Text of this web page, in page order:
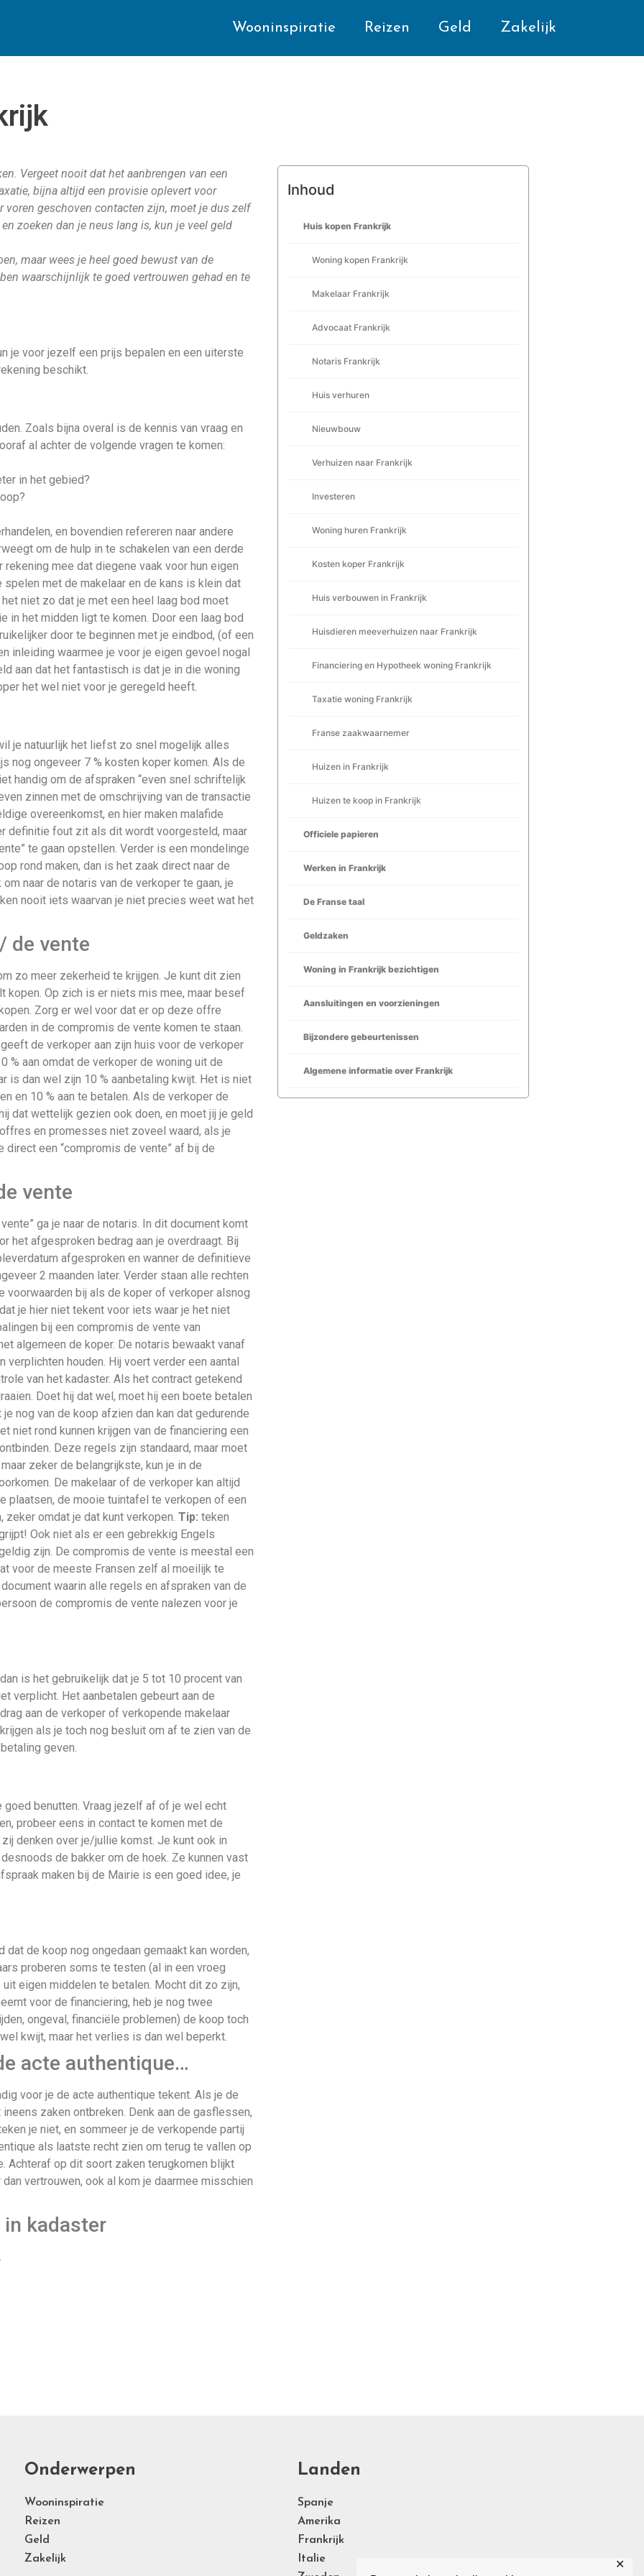
✕
Wooninspiratie Reizen Geld Zakelijk
Vergeet nooit dat het aanbrengen van een
bijna altijd een provisie oplevert voor
voren geschoven contacten zijn, moet je dus zelf
zoeken dan je neus lang is, kun je veel geld
maar wees je heel goed bewust van de
waarschijnlijk te goed vertrouwen gehad en te
je voor jezelf een prijs bepalen en een uiterste
beschikt.
Zoals bijna overal is de kennis van vraag en
al achter de volgende vragen te komen:
in het gebied?
en bovendien refereren naar andere
om de hulp in te schakelen van een derde
mee dat diegene vaak voor hun eigen
met de makelaar en de kans is klein dat
niet zo dat je met een heel laag bod moet
in het midden ligt te komen. Door een laag bod
door te beginnen met je eindbod, (of een
inleiding waarmee je voor je eigen gevoel nogal
aan dat het fantastisch is dat je in die woning
het wel niet voor je geregeld heeft.
je natuurlijk het liefst zo snel mogelijk alles
nog ongeveer 7 % kosten koper komen. Als de
handig om de afspraken “even snel schriftelijk
zinnen met de omschrijving van de transactie
overeenkomst, en hier maken malafide
definitie fout zit als dit wordt voorgesteld, maar
te gaan opstellen. Verder is een mondelinge
rond maken, dan is het zaak direct naar de
naar de notaris van de verkoper te gaan, je
nooit iets waarvan je niet precies weet wat het
de vente
zo meer zekerheid te krijgen. Je kunt dit zien
Op zich is er niets mis mee, maar besef
Zorg er wel voor dat er op deze offre
in de compromis de vente komen te staan.
de verkoper aan zijn huis voor de verkoper
% aan omdat de verkoper de woning uit de
is dan wel zijn 10 % aanbetaling kwijt. Het is niet
en 10 % aan te betalen. Als de verkoper de
dat wettelijk gezien ook doen, en moet jij je geld
en promesses niet zoveel waard, als je
een “compromis de vente” af bij de
vente
ga je naar de notaris. In dit document komt
het afgesproken bedrag aan je overdraagt. Bij
afgesproken en wanner de definitieve
2 maanden later. Verder staan alle rechten
voorwaarden bij als de koper of verkoper alsnog
je hier niet tekent voor iets waar je het niet
bij een compromis de vente van
algemeen de koper. De notaris bewaakt vanaf
houden. Hij voert verder een aantal
van het kadaster. Als het contract getekend
Doet hij dat wel, moet hij een boete betalen
nog van de koop afzien dan kan dat gedurende
niet rond kunnen krijgen van de financiering een
Deze regels zijn standaard, maar moet
zeker de belangrijkste, kun je in de
De makelaar of de verkoper kan altijd
plaatsen, de mooie tuintafel te verkopen of een
omdat je dat kunt verkopen. Tip: teken
Ook niet als er een gebrekkig Engels
zijn. De compromis de vente is meestal een
voor de meeste Fransen zelf al moeilijk te
waarin alle regels en afspraken van de
de compromis de vente nalezen voor je
is het gebruikelijk dat je 5 tot 10 procent van
verplicht. Het aanbetalen gebeurt aan de
aan de verkoper of verkopende makelaar
als je toch nog besluit om af te zien van de
geven.
benutten. Vraag jezelf af of je wel echt
probeer eens in contact te komen met de
denken over je/jullie komst. Je kunt ook in
de bakker om de hoek. Ze kunnen vast
maken bij de Mairie is een goed idee, je
de koop nog ongedaan gemaakt kan worden,
proberen soms te testen (al in een vroeg
eigen middelen te betalen. Mocht dit zo zijn,
voor de financiering, heb je nog twee
ongeval, financiële problemen) de koop toch
kwijt, maar het verlies is dan wel beperkt.
acte authentique…
voor je de acte authentique tekent. Als je de
zaken ontbreken. Denk aan de gasflessen,
je niet, en sommeer je de verkopende partij
als laatste recht zien om terug te vallen op
Achteraf op dit soort zaken terugkomen blijkt
vertrouwen, ook al kom je daarmee misschien
kadaster
Inhoud
Huis kopen Frankrijk
Woning kopen Frankrijk
Makelaar Frankrijk
Advocaat Frankrijk
Notaris Frankrijk
Huis verhuren
Nieuwbouw
Verhuizen naar Frankrijk
Investeren
Woning huren Frankrijk
Kosten koper Frankrijk
Huis verbouwen in Frankrijk
Huisdieren meeverhuizen naar Frankrijk
Financiering en Hypotheek woning Frankrijk
Taxatie woning Frankrijk
Franse zaakwaarnemer
Huizen in Frankrijk
Huizen te koop in Frankrijk
Officiele papieren
Werken in Frankrijk
De Franse taal
Geldzaken
Woning in Frankrijk bezichtigen
Aansluitingen en voorzieningen
Bijzondere gebeurtenissen
Algemene informatie over Frankrijk
Onderwerpen
Wooninspiratie
Reizen
Geld
Zakelijk
Landen
Spanje
Amerika
Frankrijk
Italie